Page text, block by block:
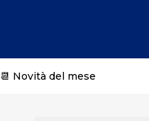
📆 Novità del mese